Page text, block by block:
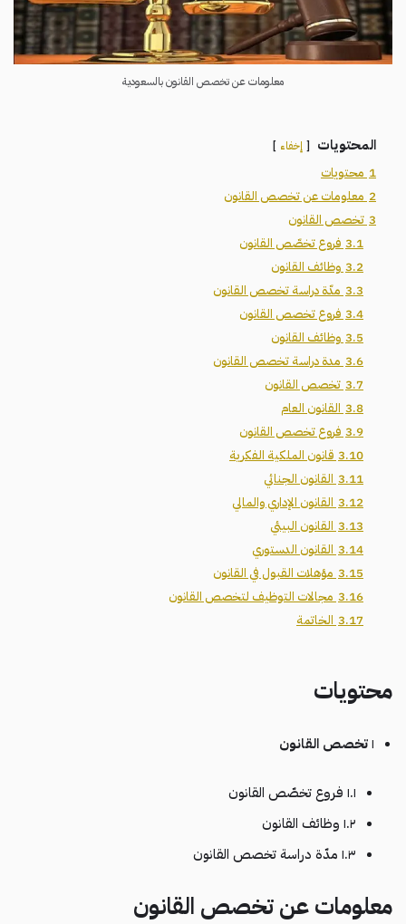
معلومات عن تخصص القانون بالسعودية
المحتويات إخفاء
1 محتويات
2 معلومات عن تخصص القانون
3 تخصص القانون
3.1 فروع تخصّص القانون
3.2 وظائف القانون
3.3 مدّة دراسة تخصص القانون
3.4 فروع تخصص القانون
3.5 وظائف القانون
3.6 مدة دراسة تخصص القانون
3.7 تخصص القانون
3.8 القانون العام
3.9 فروع تخصص القانون
3.10 قانون الملكية الفكرية
3.11 القانون الجنائي
3.12 القانون الإداري والمالي
3.13 القانون البيئي
3.14 القانون الدستوري
3.15 مؤهلات القبول في القانون
3.16 مجالات التوظيف لتخصص القانون
3.17 الخاتمة
محتويات
١تخصص القانون
١.١ فروع تخصّص القانون
١.٢ وظائف القانون
١.٣ مدّة دراسة تخصص القانون
معلومات عن تخصص القانون